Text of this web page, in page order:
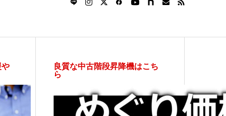
や
良質な中古階段昇降機はこち
ら